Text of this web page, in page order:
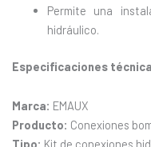
Permite una
hidráulico.
Especificaciones
Marca: EMAUX
Producto: Conexiones